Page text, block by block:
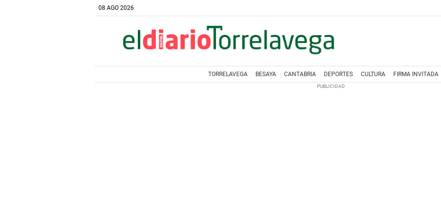
08 AGO 2026
TORRELAVEGA BESAYA CANTABRIA DEPORTES CULTURA FIRMA INVITADA